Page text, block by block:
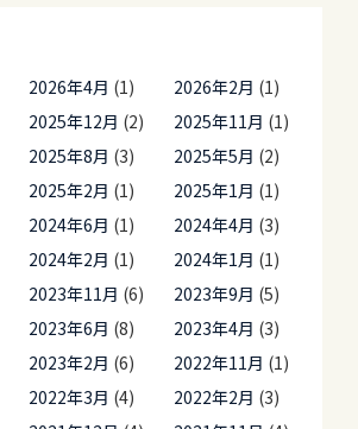
2026年4月 (1) 2026年2月 (1)
2025年12月 (2) 2025年11月 (1)
2025年8月 (3) 2025年5月 (2)
2025年2月 (1) 2025年1月 (1)
2024年6月 (1) 2024年4月 (3)
2024年2月 (1) 2024年1月 (1)
2023年11月 (6) 2023年9月 (5)
2023年6月 (8) 2023年4月 (3)
2023年2月 (6) 2022年11月 (1)
2022年3月 (4) 2022年2月 (3)